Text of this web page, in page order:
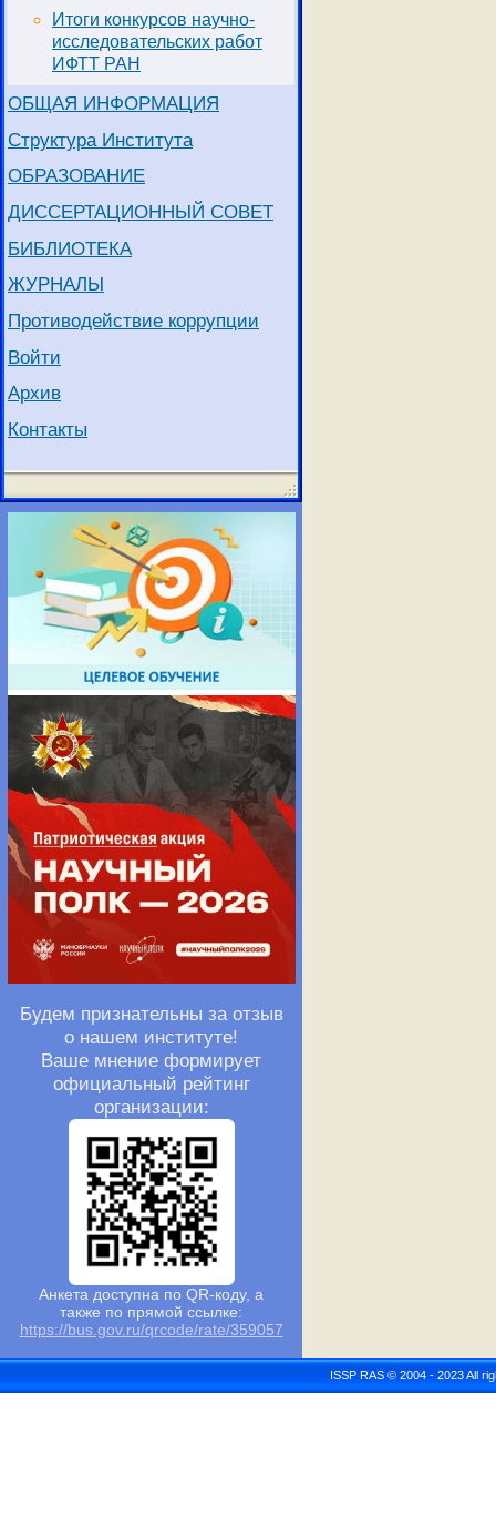
Итоги конкурсов научно-
исследовательских работ
ИФТТ РАН
ОБЩАЯ ИНФОРМАЦИЯ
Структура Института
ОБРАЗОВАНИЕ
ДИССЕРТАЦИОННЫЙ СОВЕТ
БИБЛИОТЕКА
ЖУРНАЛЫ
Противодействие коррупции
Войти
Архив
Контакты
Будем признательны за отзыв
о нашем институте!
Ваше мнение формирует
официальный рейтинг
организации:
Анкета доступна по QR-коду, а
также по прямой ссылке:
https://bus.gov.ru/qrcode/rate/359057
ISSP RAS © 2004 - 2023 All